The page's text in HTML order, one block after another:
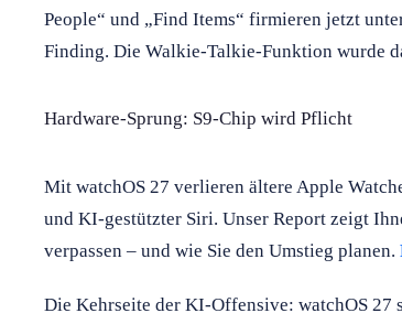
People“ und „Find Items“ firmieren jetzt
Finding. Die Walkie-Talkie-Funktion wurde
Hardware-Sprung: S9-Chip wird Pflicht
Mit watchOS 27 verlieren ältere Apple
und KI-gestützter Siri. Unser Report zeigt
verpassen – und wie Sie den Umstieg planen.
Die Kehrseite der KI-Offensive: watchOS 27